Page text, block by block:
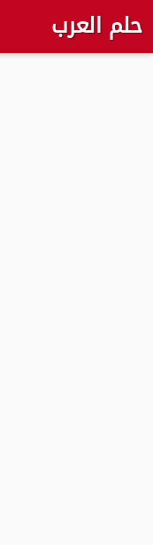
حلم العرب